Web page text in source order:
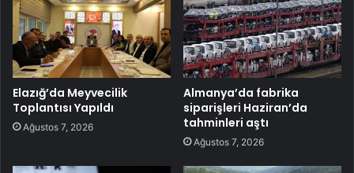
Elazığ’da Meyvecilik
Toplantısı Yapıldı
Ağustos 7, 2026
Almanya’da fabrika
siparişleri Haziran’da
tahminleri aştı
Ağustos 7, 2026